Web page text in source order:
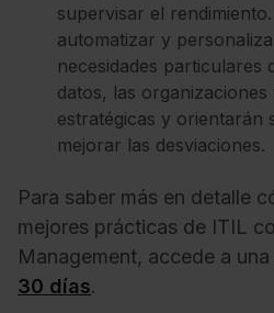
supervisar el
automatizar y
necesidades particulares
datos, las
estratégicas y orientarán
mejorar las desviaciones.
Para saber más en detalle
mejores prácticas de ITIL
Management, accede a una
30 días.